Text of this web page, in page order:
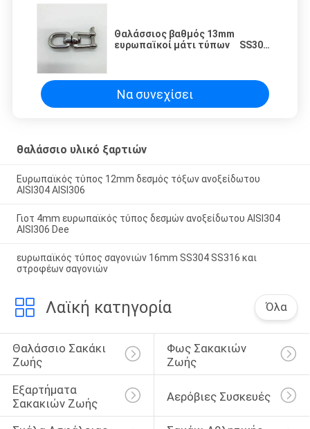
Θαλάσσιος βαθμός 13mm
ευρωπαϊκοί μάτι τύπων SS304
Να συνεχίσει
θαλάσσιο υλικό ξαρτιών
Ευρωπαϊκός τύπος 12mm δεσμός τόξων ανοξείδωτου
AISI304 AISI306
Γιοτ 4mm ευρωπαϊκός τύπος δεσμών ανοξείδωτου AISI304
AISI306 Dee
ευρωπαϊκός τύπος σαγονιών 16mm SS304 SS316 και
στροφέων σαγονιών
Λαϊκή κατηγορία Όλα
Θαλάσσιο Σακάκι
Ζωής
Φως Σακακιών
Ζωής
Εξαρτήματα
Σακακιών Ζωής
Αερόβιες Συσκευές